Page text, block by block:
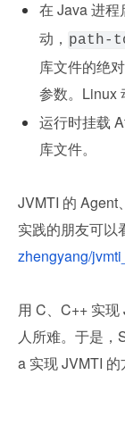
在 Java 进程
动， path-
库文件的绝
参数。Linux
运行时挂载
库文件。
JVMTI 的 Agent
实践的朋友可以
zhengyang/
用 C、C++ 实
人所难。于是，
a 实现 JVMTI 的